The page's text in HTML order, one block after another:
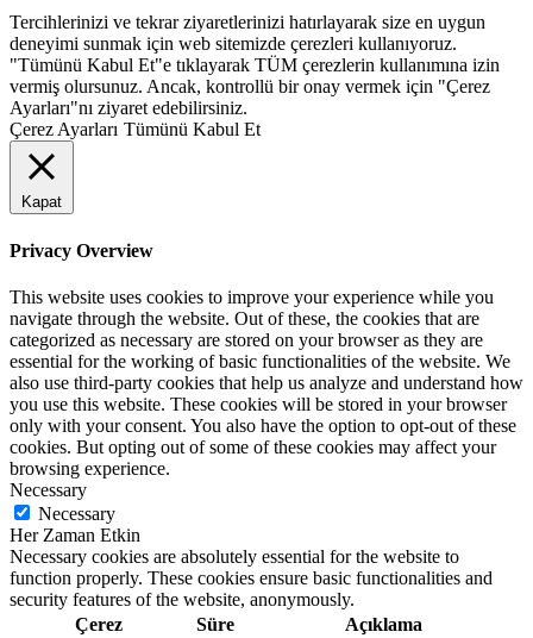
Tercihlerinizi ve tekrar ziyaretlerinizi hatırlayarak size en uygun
deneyimi sunmak için web sitemizde çerezleri kullanıyoruz.
"Tümünü Kabul Et"e tıklayarak TÜM çerezlerin kullanımına izin
vermiş olursunuz. Ancak, kontrollü bir onay vermek için "Çerez
Ayarları"nı ziyaret edebilirsiniz.
Çerez Ayarları Tümünü Kabul Et
Kapat
Privacy Overview
This website uses cookies to improve your experience while you
navigate through the website. Out of these, the cookies that are
categorized as necessary are stored on your browser as they are
essential for the working of basic functionalities of the website. We
also use third-party cookies that help us analyze and understand how
you use this website. These cookies will be stored in your browser
only with your consent. You also have the option to opt-out of these
cookies. But opting out of some of these cookies may affect your
browsing experience.
Necessary
Necessary
Her Zaman Etkin
Necessary cookies are absolutely essential for the website to
function properly. These cookies ensure basic functionalities and
security features of the website, anonymously.
Çerez
Süre Açıklama